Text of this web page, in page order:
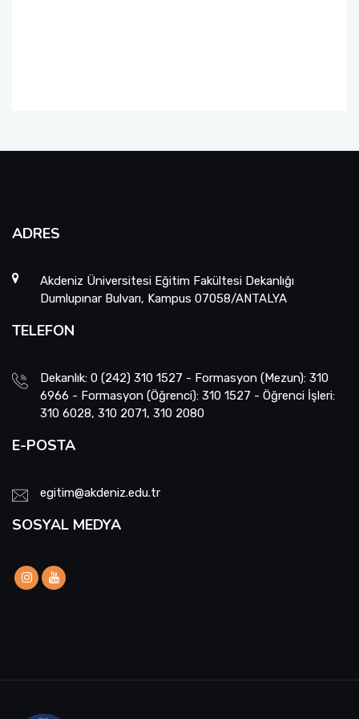
ADRES
Akdeniz Üniversitesi Eğitim Fakültesi Dekanlığı
Dumlupınar Bulvarı, Kampus 07058/ANTALYA
TELEFON
Dekanlık: 0 (242) 310 1527 - Formasyon (Mezun): 310
6966 - Formasyon (Öğrenci): 310 1527 - Öğrenci İşleri:
310 6028, 310 2071, 310 2080
E-POSTA
egitim@akdeniz.edu.tr
SOSYAL MEDYA
Mezun Bilgi Sistemi
Danışmanlıklar